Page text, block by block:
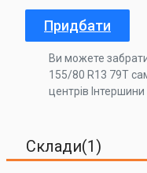
Придбати
Ви можете
155/80 R13 79T
центрів Інтершини
Склади(1)